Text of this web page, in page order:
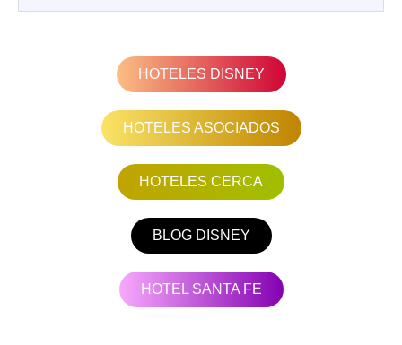
HOTELES DISNEY
HOTELES ASOCIADOS
HOTELES CERCA
BLOG DISNEY
HOTEL SANTA FE